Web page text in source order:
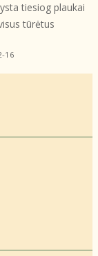
tiesiog plaukai
tūrėtus
16